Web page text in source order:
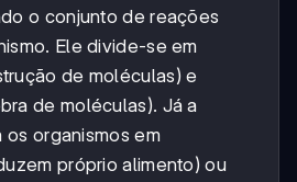
o conjunto de reações
Ele divide-se em
de moléculas) e
de moléculas). Já a
os organismos em
próprio alimento) ou